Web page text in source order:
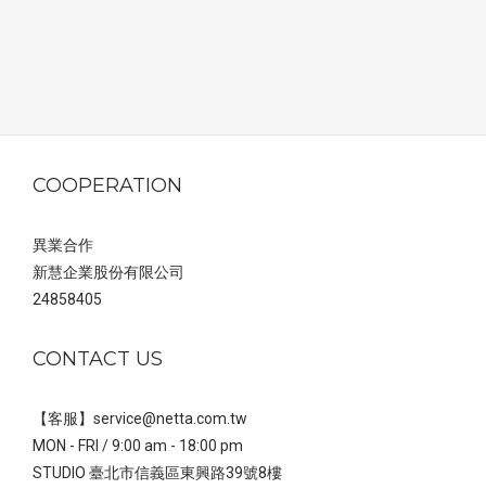
COOPERATION
異業合作
新慧企業股份有限公司
24858405
CONTACT US
【客服】service@netta.com.tw
MON - FRI / 9:00 am - 18:00 pm
STUDIO 臺北市信義區東興路39號8樓